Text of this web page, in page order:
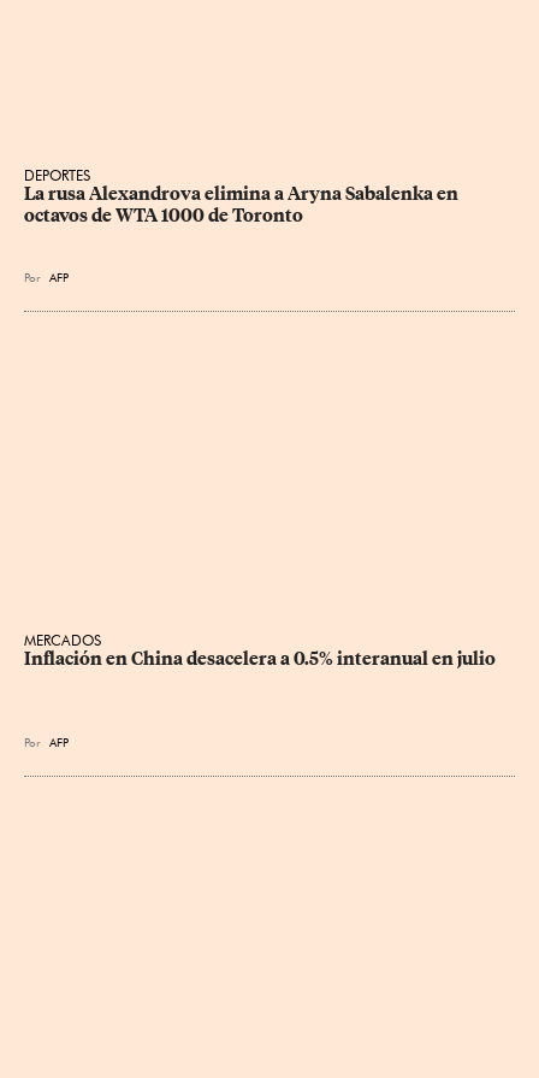
DEPORTES
La rusa Alexandrova elimina a Aryna Sabalenka en
octavos de WTA 1000 de Toronto
Por AFP
MERCADOS
Inflación en China desacelera a 0.5% interanual en julio
Por AFP